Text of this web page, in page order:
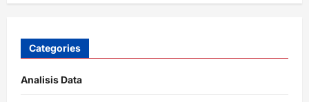
Categories
Analisis Data